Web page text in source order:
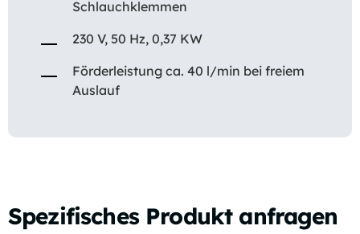
Schlauchklemmen
230 V, 50 Hz, 0,37 KW
Förderleistung ca. 40 l/min bei freiem
Auslauf
Spezifisches Produkt anfragen